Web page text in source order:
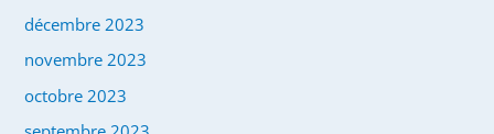
décembre 2023
novembre 2023
octobre 2023